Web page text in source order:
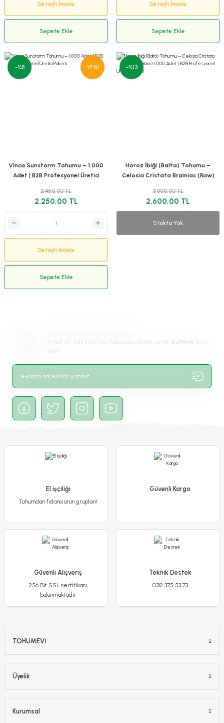
Detaylı İncele
Sepete Ekle
Detaylı İncele
Sepete Ekle
-%8 YENİ
Vinca Sunstorm Tohumu – 1.000
Adet | B2B Profesyonel Üretici
2.450,00 TL
2.250,00 TL
Detaylı İncele
Sepete Ekle
-%13
Horoz İbiği (Balta) Tohumu –
Celosia Cristata Brainiac (Raw)
Üretici Paketi
3.000,00 TL
2.600,00 TL
Stokta Yok
Fırsat ve indirimlerden haberdar olmak için e-bülten’e kayıt
olun!
El işçiliği
Tohumdan fidana ürün grupları!
Güvenli Kargo
Güvenli Alışveriş
256 Bit SSL sertifikası
bulunmaktadır
Teknik Destek
0312 375 53 73
TOHUMEVİ
Üyelik
Kurumsal